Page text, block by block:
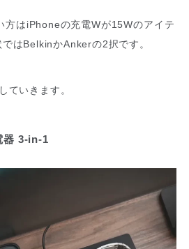
方はiPhoneの充電Wが15Wのアイテ
はBelkinかAnkerの2択です。
ていきます。
器 3-in-1